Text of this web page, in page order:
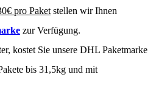
pro Paket stellen wir Ihnen
zur Verfügung.
kostet Sie unsere DHL Paketmarke
bis 31,5kg und mit